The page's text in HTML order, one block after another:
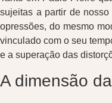
sujeitas a partir de
opressões, do mesmo
vinculado com o seu
e a superação das
A dimensão